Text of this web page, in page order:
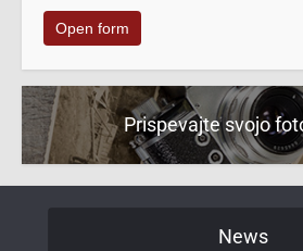
Open form
Prispevajte svojo
News